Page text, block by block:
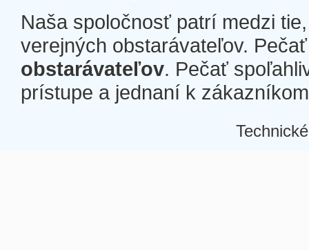
Naša spoločnosť patrí medzi
verejných obstarávateľov.
obstarávateľov. Pečať
prístupe a jednaní k